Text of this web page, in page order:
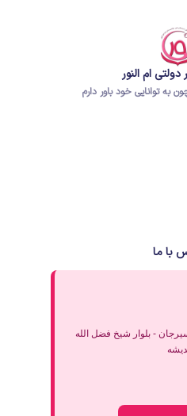
ام النور
به توانایی خود باور دارم
با ما
- بلوار شیخ فضل الله